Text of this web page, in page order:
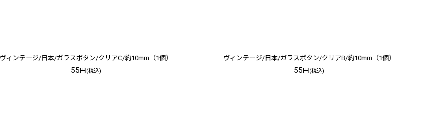
ヴィンテージ/日本/ガラスボタン/クリアC/約10mm（1個）
55円 (税込)
ヴィンテージ/日本/ガラスボタン/クリアB/約10mm（1個）
55円 (税込)